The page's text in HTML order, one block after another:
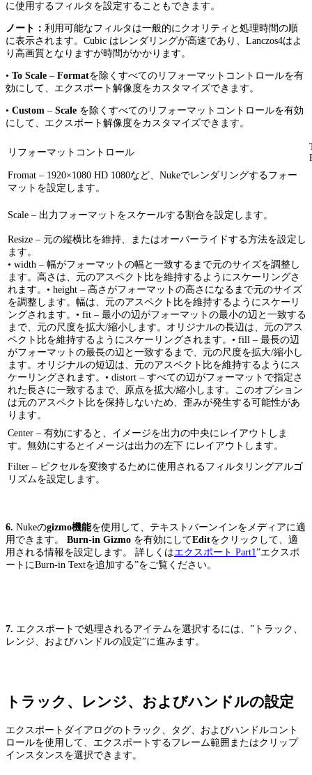
に使用するフィルタを設定することもできます。
ノート： 利用可能なフィルタは一般的にクオリティと処理時間の順
に表示されます。Cubic はレンダリングが高速であり、Lanczos4はよ
り高画質となりますが時間がかかります。
• To Scale – Formatを除くすべてのリフォーマットコントロールを有
効にして、エクスポート解像度をカスタマイズできます。
• Custom – Scale を除くすべてのリフォーマットコントロールを有効
にして、エクスポート解像度をカスタマイズできます。
リフォーマットコントロール
Fromat – 1920×1080 HD 1080など、Nukeでレンダリングするフォー
マットを設定します。
Scale – 出力フォーマットをスケールする割合を設定します。
Resize – 元の縦横比を維持、またはオーバーライドする方法を設定し
ます。
• width – 幅がフォーマットの幅と一致するまで元のサイズを調整し
ます。高さは、元のアスペクト比を維持するようにスケーリングさ
れます。• height – 高さがフォーマットの高さになるまで元のサイズ
を調整します。幅は、元のアスペクト比を維持するようにスケーリ
ングされます。• fit – 最小の辺がフォーマットの最小の辺と一致する
まで、元の尺度を拡大/縮小します。オリジナルの長辺は、元のアス
ペクト比を維持するようにスケーリングされます。• fill – 最長の辺
がフォーマットの最長の辺と一致するまで、元の尺度を拡大/縮小し
ます。オリジナルの短辺は、元のアスペクト比を維持するようにス
ケーリングされます。• distort – すべての辺がフォーマットで指定さ
れた長さに一致するまで、原点を拡大/縮小します。このオプション
は元のアスペクト比を保持しないため、歪みが発生する可能性があ
ります。
Center – 有効にすると、イメージを出力の中央にレイアウトしま
す。無効にするとイメージは出力の左下 にレイアウトします。
Filter – ピクセルを変換するために使用されるフィルタリングアルゴ
リズムを設定します。
6. Nukeのgizmo機能を使用して、テキストバーンインをメディアに適
用できます。 Burn-in Gizmo を有効にしてEditをクリックして、適
用される情報を設定します。 詳しくはエクスポート Part1”エクスポ
ートにBurn-in Textを追加する”をご覧ください。
7. エクスポートで処理されるアイテムを選択するには、”トラック、
レンジ、およびハンドルの設定”に進みます。
トラック、レンジ、およびハンドルの設定
エクスポートダイアログのトラック、タグ、およびハンドルコント
ロールを使用して、エクスポートするフレーム範囲またはクリップ
インスタンスを選択できます。